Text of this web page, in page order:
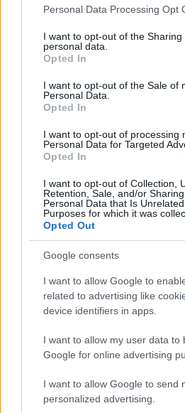
Please note that this website/app
not limited to your visit or usage
grant or deny consent to Google
use your data for below specified
consent section.
Personal Data Processing Opt
I want to opt-out of the Sharing
personal data.
Opted In
I want to opt-out of the Sale of
Personal Data.
Opted In
I want to opt-out of processing
Personal Data for Targeted
Opted In
I want to opt-out of Collection,
Retention, Sale, and/or
Personal Data that Is
Purposes for which it was
Opted Out
Google consents
I want to allow Google to
related to advertising like
device identifiers in apps.
I want to allow my user data to
Google for online advertising
I want to allow Google to send
personalized advertising.
GENTE
El notable cambio físico
Ayuso
En su regreso al trabajo al frente de…
GENTE